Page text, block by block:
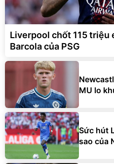
Liverpool chốt 115 triệu
Barcola của PSG
MU lo
Sức hút
sao của